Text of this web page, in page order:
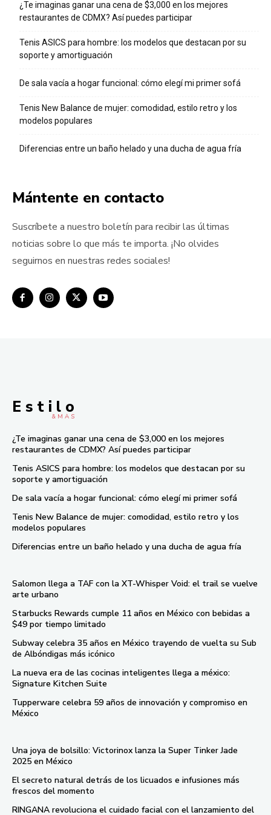
¿Te imaginas ganar una cena de $3,000 en los mejores
restaurantes de CDMX? Así puedes participar
Tenis ASICS para hombre: los modelos que destacan por su
soporte y amortiguación
De sala vacía a hogar funcional: cómo elegí mi primer sofá
Tenis New Balance de mujer: comodidad, estilo retro y los
modelos populares
Diferencias entre un baño helado y una ducha de agua fría
Mántente en contacto
Suscríbete a nuestro boletín para recibir las últimas
noticias sobre lo que más te importa. ¡No olvides
seguirnos en nuestras redes sociales!
E s t i l o
& M À S
¿Te imaginas ganar una cena de $3,000 en los mejores
restaurantes de CDMX? Así puedes participar
Tenis ASICS para hombre: los modelos que destacan por su
soporte y amortiguación
De sala vacía a hogar funcional: cómo elegí mi primer sofá
Tenis New Balance de mujer: comodidad, estilo retro y los
modelos populares
Diferencias entre un baño helado y una ducha de agua fría
Salomon llega a TAF con la XT-Whisper Void: el trail se vuelve
arte urbano
Starbucks Rewards cumple 11 años en México con bebidas a
$49 por tiempo limitado
Subway celebra 35 años en México trayendo de vuelta su Sub
de Albóndigas más icónico
La nueva era de las cocinas inteligentes llega a méxico:
Signature Kitchen Suite
Tupperware celebra 59 años de innovación y compromiso en
México
Una joya de bolsillo: Victorinox lanza la Super Tinker Jade
2025 en México
El secreto natural detrás de los licuados e infusiones más
frescos del momento
RINGANA revoluciona el cuidado facial con el lanzamiento del